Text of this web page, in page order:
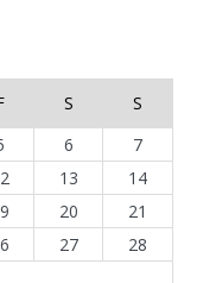
S
S
6
7
13
14
20
21
27
28